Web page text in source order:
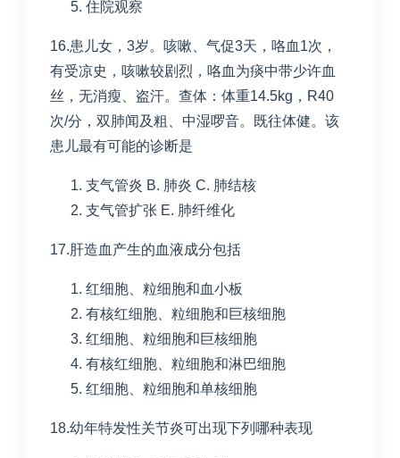
住院观察
16.患儿女， 3岁。咳嗽、气促3天，咯血 1次，
有受凉史，咳嗽较剧烈，咯血为痰中带少许血
丝，无消瘦、盗汗。查体：体重14.5kg ， R40
次/分，双肺闻及粗、中湿啰音。既往体健。该
患儿最有可能的诊断是
支气管炎 B. 肺炎 C. 肺结核
支气管扩张 E. 肺纤维化
17.肝造血产生的血液成分包括
红细胞、粒细胞和血小板
有核红细胞、粒细胞和巨核细胞
红细胞、粒细胞和巨核细胞
有核红细胞、粒细胞和淋巴细胞
红细胞、粒细胞和单核细胞
18.幼年特发性关节炎可出现下列哪种表现